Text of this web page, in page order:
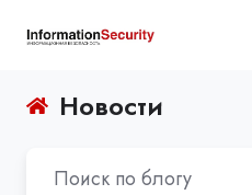
Новости